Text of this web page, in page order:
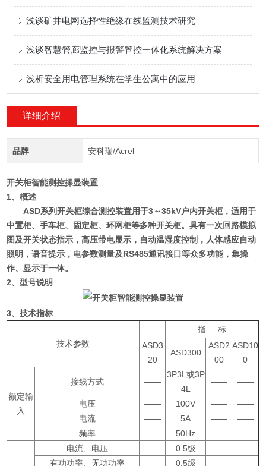
浅谈矿井电网选择性绝缘在线监测技术研究
浅谈智慧管廊监控与报警管控一体化系统解决方案
浅析安全用电管理系统在学生公寓中的应用
详细介绍
品牌 安科瑞/Acrel
开关柜智能测控操显装置
1、概述
ASD系列开关柜综合测控装置用于3～35kV户内开关柜，适用于
中置柜、手车柜、固定柜、环网柜等多种开关柜。具有一次回路模拟
图及开关状态指示，高压带电显示，自动温湿度控制，人体感应自动
照明，语音提示，电参数测量及RS485通讯接口等众多功能，集操
作、显示于一体。
2、型号说明
3、技术指标
技术参数
指 标
ASD3
20
ASD300
ASD2
00
ASD10
0
额定输
入
接线方式 ——
3P3L或3P
4L
—— ——
电压 —— 100V ——
——
电流
—— 5A ——
——
频率
—— 50Hz ——
——
电流、电压
—— 0.5级 ——
——
有功功率、无功功率
—— 0.5级 —— ——